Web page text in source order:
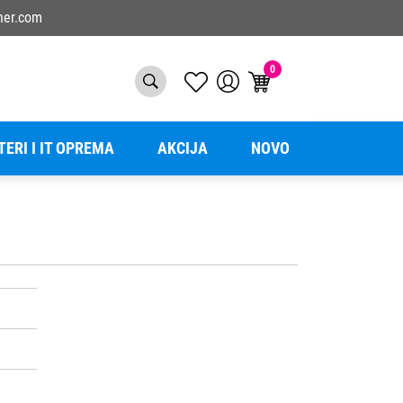
0
I IT OPREMA AKCIJA NOVO